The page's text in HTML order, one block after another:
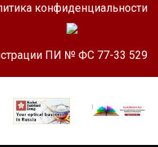
конфиденциальности
ПИ № ФС 77-33 529